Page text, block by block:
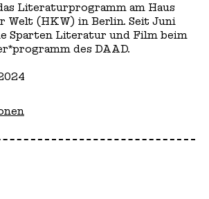
Literaturprogramm am Haus
Welt (HKW) in Berlin. Seit Juni
Sparten Literatur und Film beim
des DAAD.